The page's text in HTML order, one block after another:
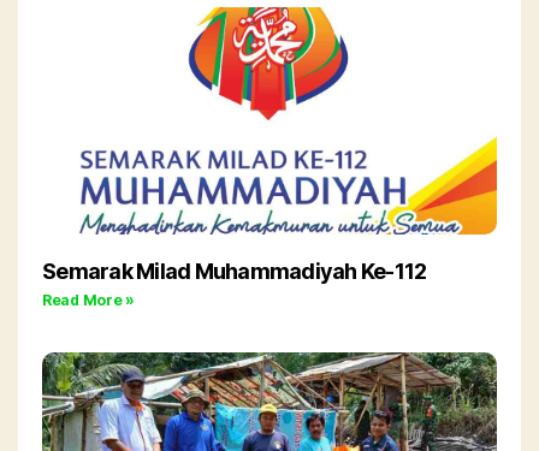
Semarak Milad Muhammadiyah Ke-112
Read More »